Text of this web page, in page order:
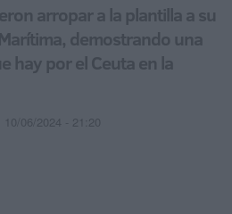
arropar a la plantilla a su
demostrando una
hay por el Ceuta en la
10/06/2024 - 21:20